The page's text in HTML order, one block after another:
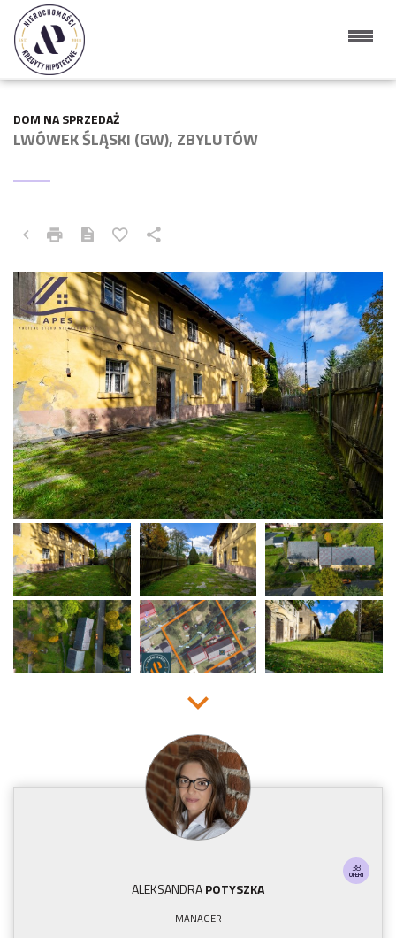
LWÓWEK ŚLĄSKI (GW), ZBYLUTÓW
DOM NA SPRZEDAŻ
38
OFERT
ALEKSANDRAPOTYSZKA
MANAGER